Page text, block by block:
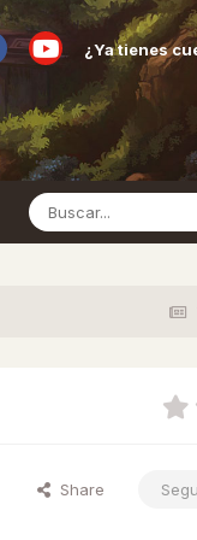
¿Ya tienes
Share